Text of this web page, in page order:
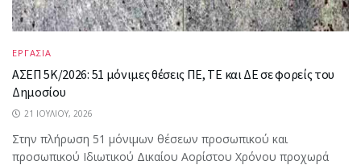
ΕΡΓΑΣΙΑ
ΑΣΕΠ 5Κ/2026: 51 μόνιμες θέσεις ΠΕ, ΤΕ και ΔΕ σε φορείς του
Δημοσίου
21 ΙΟΥΛΊΟΥ, 2026
Στην πλήρωση 51 μόνιμων θέσεων προσωπικού και
προσωπικού Ιδιωτικού Δικαίου Αορίστου Χρόνου προχωρά